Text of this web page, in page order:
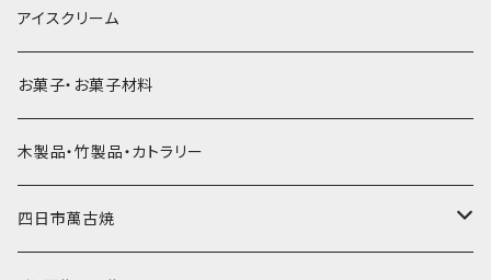
氷アイテム
無添加瓶シロップ
発泡スチロールプリント柄
プラスチック・スプーン
プラスチック・スプーンストロー
コンデンスミルク・練乳・あんこ
かき氷セット
その他かき氷用品
ドライアイス8ｋｇ
ドライアイス10ｋｇ
ドライアイス15ｋｇ
ドライアイス20ｋｇ
タンブラー
かき氷器
パスタ・スパゲッティ
惣菜
アイスクリーム
お菓子・お菓子材料
木製品・竹製品・カトラリー
四日市萬古焼